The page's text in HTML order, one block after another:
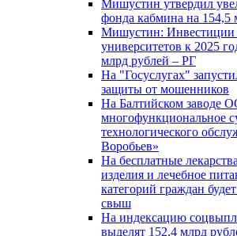
Мишустин утвердил
фонда кабмина на 154,5
Мишустин: Инвестиции
университетов к 2025
млрд рублей – РГ
На "Госуслугах"
защиты от мошенников
На Балтийском заводе
многофункциональное
технологического
Воробьев»
На бесплатные
изделия и лечебное
категорий граждан
свыш
На индексацию
выделят 152,4 млрд